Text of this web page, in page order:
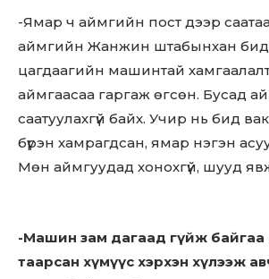
-Ямар ч аймгийн пост дээр
аймгийн Жанжин штабынхан
цагдаагийн машинтай
аймгаасаа гаргаж өгсөн. Бусад
саатуулахгүй байх. Учир нь бид
бүрэн хамрагдсан, ямар нэгэн
Мөн аймгуудад хонохгүй, шууд
-Машин зам дагаад гүйж байгаа
таарсан хүмүүс хэрхэн хүлээж